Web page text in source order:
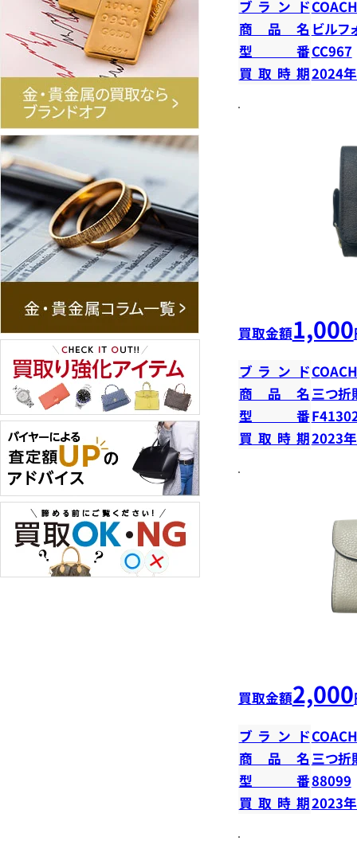
ブランドCOACH
商品名 ビルフ
型番CC967
買取時期2024
買取金額1,000
ブランドCOACH
商品名 三つ折
型番
買取時期2023
買取金額2,000
ブランドCOACH
商品名 三つ折
型番88099
買取時期2023